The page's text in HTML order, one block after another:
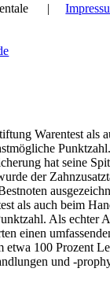
|
Warentest als
hat seine
der
als auch beim
Als echter
einen
etwa 100 Prozent
und -